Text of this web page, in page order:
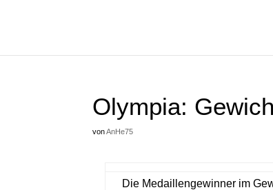
Olympia:
vonAnHe75
Die Medaillengewinner im